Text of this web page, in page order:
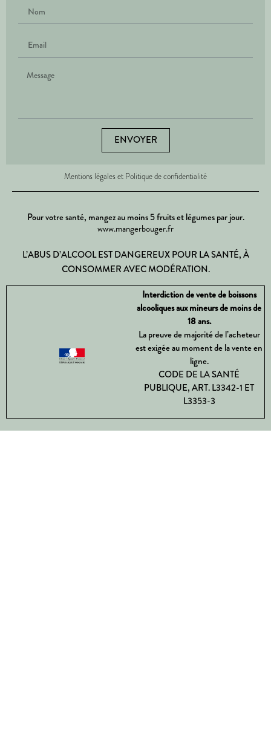
ENVOYER
Mentions légales et Politique de confidentialité
Pour votre santé, mangez au moins 5 fruits et légumes par jour.
www.mangerbouger.fr
L’ABUS D’ALCOOL EST DANGEREUX POUR LA SANTÉ, À
CONSOMMER AVEC MODÉRATION.
Interdiction de vente de boissons
alcooliques aux mineurs de moins de
18 ans.
La preuve de majorité de l’acheteur
est exigée au moment de la vente en
ligne.
CODE DE LA SANTÉ
PUBLIQUE, ART. L3342-1 ET
L3353-3